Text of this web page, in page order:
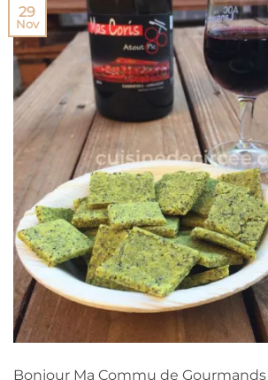
29
Nov
Bonjour Ma Commu de Gourmands